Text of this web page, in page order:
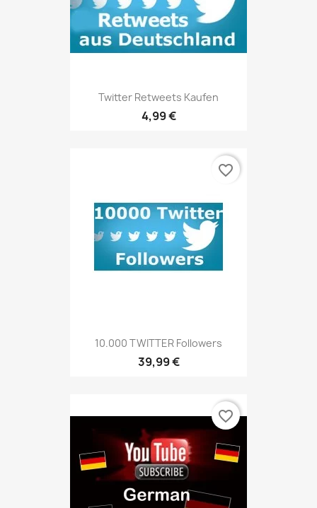
Twitter Retweets Kaufen
4,99 €
10.000 TWITTER Followers
39,99 €
favorite_border
favorite_border